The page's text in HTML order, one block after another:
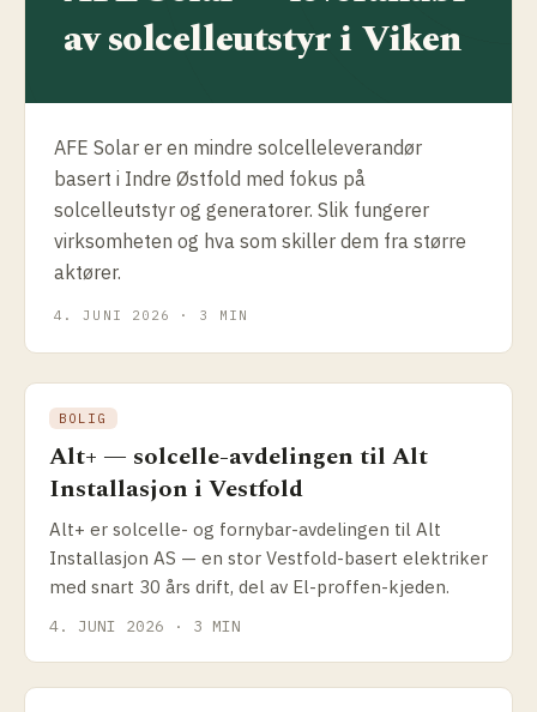
av solcelle­utstyr i Viken
AFE Solar er en mindre solcelle­leverandør
basert i Indre Østfold med fokus på
solcelleutstyr og generatorer. Slik fungerer
virksomheten og hva som skiller dem fra større
aktører.
4. JUNI 2026 · 3 MIN
BOLIG
Alt+ — solcelle-avdelingen til Alt
Installasjon i Vestfold
Alt+ er solcelle- og fornybar-avdelingen til Alt
Installasjon AS — en stor Vestfold-basert elektriker
med snart 30 års drift, del av El-proffen-kjeden.
4. JUNI 2026 · 3 MIN